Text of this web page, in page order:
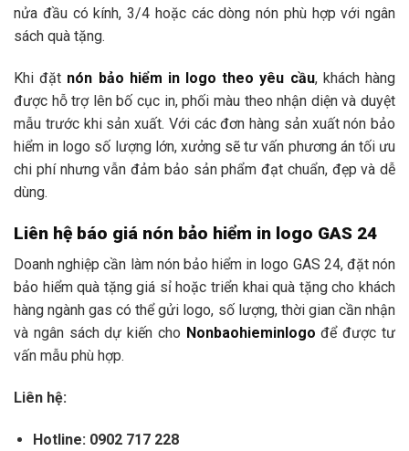
nửa đầu có kính, 3/4 hoặc các dòng nón phù hợp với ngân
sách quà tặng.
Khi đặt nón bảo hiểm in logo theo yêu cầu, khách hàng
được hỗ trợ lên bố cục in, phối màu theo nhận diện và duyệt
mẫu trước khi sản xuất. Với các đơn hàng sản xuất nón bảo
hiểm in logo số lượng lớn, xưởng sẽ tư vấn phương án tối ưu
chi phí nhưng vẫn đảm bảo sản phẩm đạt chuẩn, đẹp và dễ
dùng.
Liên hệ báo giá nón bảo hiểm in logo GAS 24
Doanh nghiệp cần làm nón bảo hiểm in logo GAS 24, đặt nón
bảo hiểm quà tặng giá sỉ hoặc triển khai quà tặng cho khách
hàng ngành gas có thể gửi logo, số lượng, thời gian cần nhận
và ngân sách dự kiến cho Nonbaohieminlogo để được tư
vấn mẫu phù hợp.
Liên hệ:
Hotline: 0902 717 228